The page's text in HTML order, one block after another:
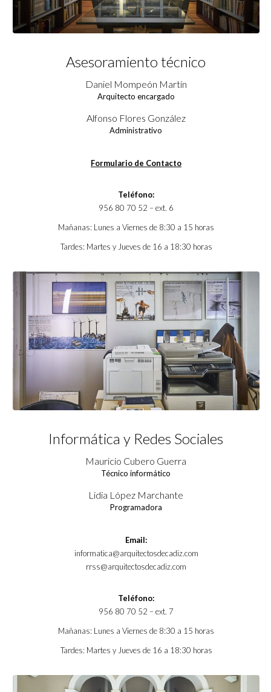
Asesoramiento técnico
Daniel Mompeón Martín
Arquitecto encargado
Alfonso Flores González
Administrativo
Formulario de Contacto
Teléfono:
956 80 70 52 – ext. 6
Mañanas: Lunes a Viernes de 8:30 a 15 horas
Tardes: Martes y Jueves de 16 a 18:30 horas
Informática y Redes Sociales
Mauricio Cubero Guerra
Técnico informático
Lidia López Marchante
Programadora
Email:
informatica@arquitectosdecadiz.com
rrss@arquitectosdecadiz.com
Teléfono:
956 80 70 52 – ext. 7
Mañanas: Lunes a Viernes de 8:30 a 15 horas
Tardes: Martes y Jueves de 16 a 18:30 horas